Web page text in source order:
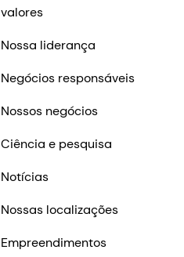
valores
Nossa liderança
Negócios responsáveis
Nossos negócios
Ciência e pesquisa
Notícias
Nossas localizações
Empreendimentos